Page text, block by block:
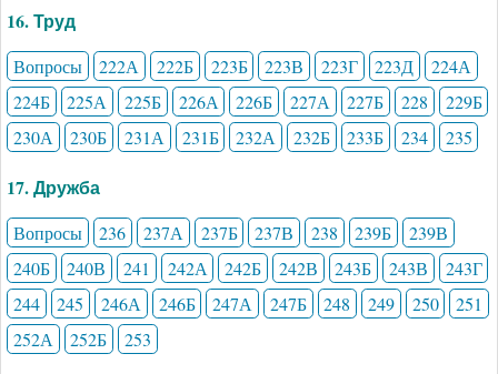
16. Труд
Вопросы 222А 222Б 223Б 223В 223Г 223Д
224А
224Б
225А 225Б 226А 226Б 227А 227Б 228
229Б
230А
230Б 231А 231Б 232А 232Б 233Б 234 235
17. Дружба
Вопросы 236 237А 237Б 237В 238 239Б
239В
240Б
240В 241 242А 242Б 242В 243Б 243В
243Г
244
245 246А 246Б 247А 247Б 248 249 250
251
252А
252Б 253